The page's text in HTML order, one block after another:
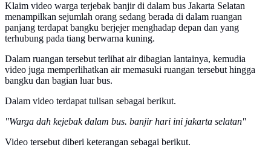
Klaim video warga terjebak banjir di dalam bus Jakarta Selatan
menampilkan sejumlah orang sedang berada di dalam ruangan
panjang terdapat bangku berjejer menghadap depan dan yang
terhubung pada tiang berwarna kuning.
Dalam ruangan tersebut terlihat air dibagian lantainya, kemudia
video juga memperlihatkan air memasuki ruangan tersebut hingga
bangku dan bagian luar bus.
Dalam video terdapat tulisan sebagai berikut.
"Warga dah kejebak dalam bus. banjir hari ini jakarta selatan"
Video tersebut diberi keterangan sebagai berikut.